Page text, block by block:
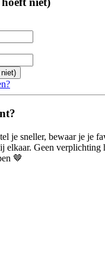
je sneller, bewaar je je
elkaar. Geen verplichting
🤎